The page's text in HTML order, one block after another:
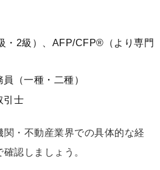
・2級）、AFP/CFP®（より専門
員（一種・二種）
引士
関・不動産業界での具体的な経
認しましょう。